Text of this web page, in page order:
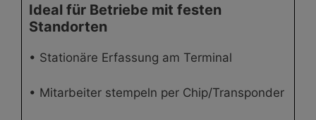
Ideal für Betriebe mit festen
Standorten
• Stationäre Erfassung am Terminal
• Mitarbeiter stempeln per Chip/Transponder